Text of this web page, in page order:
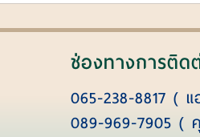
ช่องทางการติด
065-238-8817 (
089-969-7905